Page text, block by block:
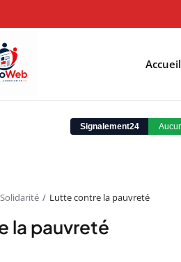
Accueil
Solidarité Lutte contre la pauvreté
la pauvreté